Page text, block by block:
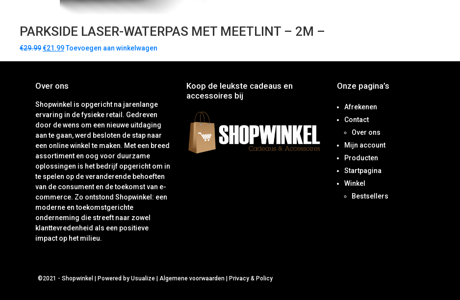
PARKSIDE LASER-WATERPAS MET MEETLINT – 2M –
€29.99€21.99Toevoegen aan winkelwagen
Over ons
Shopwinkel is opgericht na jarenlange
ervaring in de fysieke retail. Gedreven
door de wens om een nieuwe uitdaging
aan te gaan, werd besloten de stap naar
een online winkel te maken. Met een breed
assortiment en oog voor duurzame
oplossingen is het bedrijf opgericht om in
te spelen op de veranderende behoeften
van de consument en de toekomst van e-
commerce. Zo ontstond Shopwinkel: een
moderne en toekomstgerichte
onderneming die streeft naar zowel
klanttevredenheid als een positieve
impact op het milieu.
Koop de leukste cadeaus en
accessoires bij
Onze pagina’s
Afrekenen
Contact
Over ons
Mijn account
Producten
Startpagina
Winkel
Bestsellers
©2021 - Shopwinkel Powered by Usualize Algemene voorwaarden Privacy & Policy